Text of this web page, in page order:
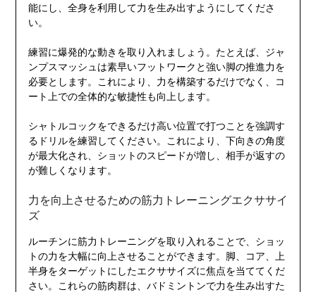
能にし、全身を利用して力を生み出すようにしてくださ
い。
練習に爆発的な動きを取り入れましょう。たとえば、ジャ
ンプスマッシュは素早いフットワークと強い脚の推進力を
必要とします。これにより、力を構築するだけでなく、コ
ート上での全体的な敏捷性も向上します。
シャトルコックをできるだけ高い位置で打つことを強調す
るドリルを練習してください。これにより、下向きの角度
が最大化され、ショットのスピードが増し、相手が返すの
が難しくなります。
力を向上させるための筋力トレーニングエクササイ
ズ
ルーチンに筋力トレーニングを取り入れることで、ショッ
トの力を大幅に向上させることができます。脚、コア、上
半身をターゲットにしたエクササイズに焦点を当ててくだ
さい。これらの筋肉群は、バドミントンで力を生み出すた